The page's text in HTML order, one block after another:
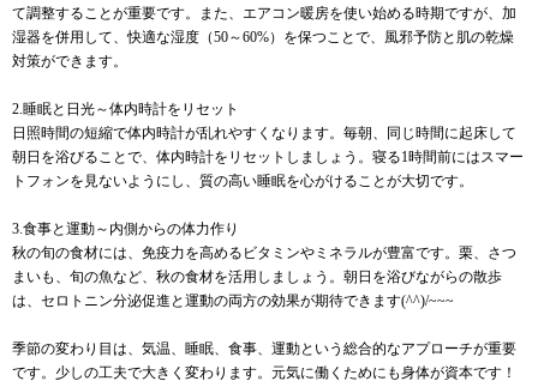
て調整することが重要です。また、エアコン暖房を使い始める時期ですが、加
湿器を併用して、快適な湿度（50～60%）を保つことで、風邪予防と肌の乾燥
対策ができます。
2.睡眠と日光～体内時計をリセット
日照時間の短縮で体内時計が乱れやすくなります。毎朝、同じ時間に起床して
朝日を浴びることで、体内時計をリセットしましょう。寝る1時間前にはスマー
トフォンを見ないようにし、質の高い睡眠を心がけることが大切です。
3.食事と運動～内側からの体力作り
秋の旬の食材には、免疫力を高めるビタミンやミネラルが豊富です。栗、さつ
まいも、旬の魚など、秋の食材を活用しましょう。朝日を浴びながらの散歩
は、セロトニン分泌促進と運動の両方の効果が期待できます(^^)/~~~
季節の変わり目は、気温、睡眠、食事、運動という総合的なアプローチが重要
です。少しの工夫で大きく変わります。元気に働くためにも身体が資本です！